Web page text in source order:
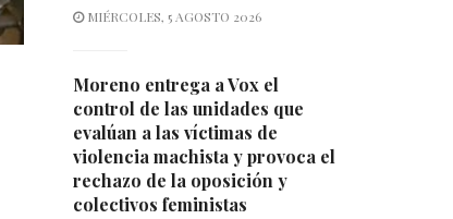
MIÉRCOLES, 5 AGOSTO 2026
Moreno entrega a Vox el
control de las unidades que
evalúan a las víctimas de
violencia machista y provoca el
rechazo de la oposición y
colectivos feministas